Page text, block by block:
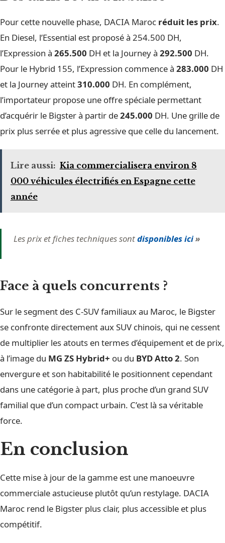
Pour cette nouvelle phase, DACIA Maroc réduit les prix.
En Diesel, l’Essential est proposé à 254.500 DH,
l’Expression à 265.500 DH et la Journey à 292.500 DH.
Pour le Hybrid 155, l’Expression commence à 283.000 DH
et la Journey atteint310.000 DH. En complément,
l’importateur propose une offre spéciale permettant
d’acquérir le Bigster à partir de245.000 DH. Une grille de
prix plus serrée et plus agressive que celle du lancement.
Lire aussi: Kia commercialisera environ 8
000 véhicules électrifiés en Espagne cette
année
Les prix et fiches techniques sontdisponibles ici»
Face à quels concurrents ?
Sur le segment des C-SUV familiaux au Maroc, le Bigster
se confronte directement aux SUV chinois, qui ne cessent
de multiplier les atouts en termes d’équipement et de prix,
à l’image du MG ZS Hybrid+ ou du BYD Atto 2. Son
envergure et son habitabilité le positionnent cependant
dans une catégorie à part, plus proche d’un grand SUV
familial que d’un compact urbain. C’est là sa véritable
force.
En conclusion
Cette mise à jour de la gamme est une manoeuvre
commerciale astucieuse plutôt qu’un restylage. DACIA
Maroc rend le Bigster plus clair, plus accessible et plus
compétitif.